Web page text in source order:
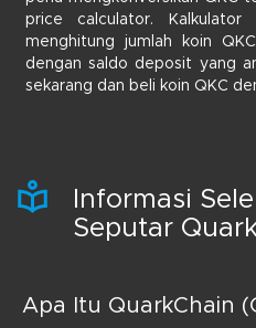
price calculator.
menghitung jumlah koin
dengan saldo deposit yang
sekarang dan beli koin QKC
Informasi
Seputar
Apa Itu QuarkChain